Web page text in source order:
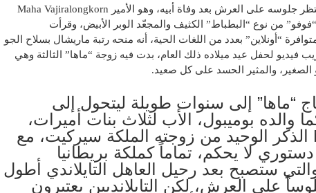
القصور، فلولي العهد، المنتظر جلوسه على العرش بعد وفاة أبيه، وهو الأمير Maha Vajiralongkorn
اسمه “فوفو” من نوع “البطباط” الكثيف والمجعّد الوبر الأبيض، وقرأت
“أونلاين” بعدد من اللغات الحية، أنه منحه رتبة ماريشال بسلاح الجو
2007 تم تسريب فيديو لحفل عيد ميلاده ذلك العام، بدت فيه زوجة “ماها” الثالثة وهي
الصغير، والمثير الحسد على كل صعيد.
“ماها” إلى سنوات طويلة ليتحول إلى
والده بوميبول، الأب لثلاث بنات أميرات،
إضافة إلى Maha الذكر الوحيد من زوجته الملكة سيركيت، مع
دستوري لا يحكم، تماماً كملكة بريطانيا
والتي ستصبح بعد رحيل العاهل التايلاندي أطول
على العرش، لكن التايلانديين يعتبرون